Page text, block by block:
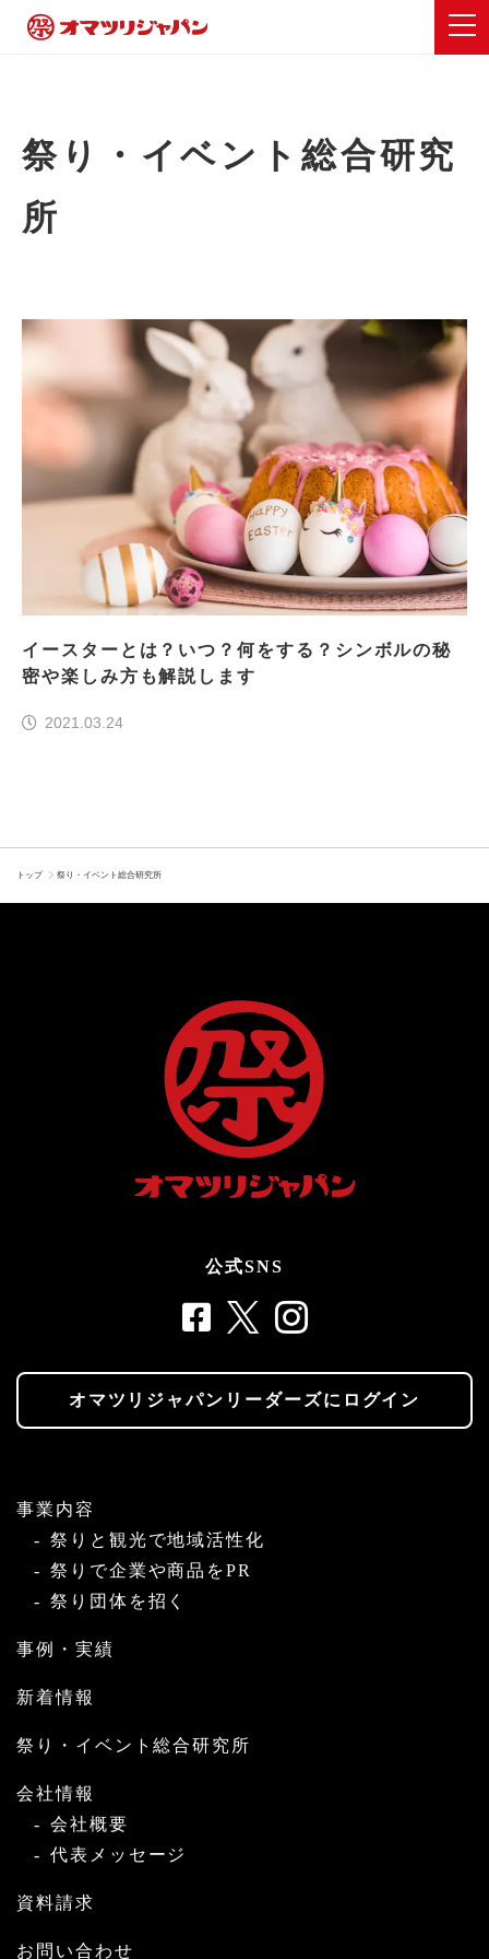
祭り・イベント総合研究
所
イースターとは？いつ？何をする？シンボルの秘
密や楽しみ方も解説します
2021.03.24
トップ 祭り・イベント総合研究所
公式SNS
オマツリジャパンリーダーズにログイン
事業内容
祭りと観光で地域活性化
祭りで企業や商品をPR
祭り団体を招く
事例・実績
新着情報
祭り・イベント総合研究所
会社情報
会社概要
代表メッセージ
資料請求
お問い合わせ